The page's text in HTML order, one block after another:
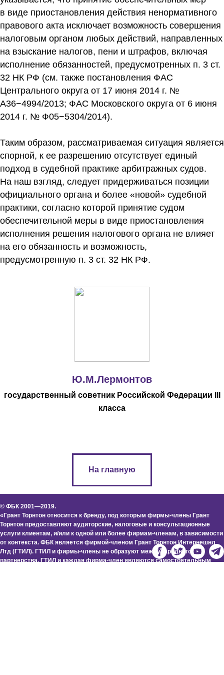
в виде приостановления действия ненормативного
правового акта исключает возможность совершения
налоговым органом любых действий, направленных
на взыскание налогов, пени и штрафов, включая
исполнение обязанностей, предусмотренных п. 3 ст.
32 НК РФ (см. также постановления ФАС
Центрального округа от 17 июня 2014 г. №
А36−4994/2013; ФАС Московского округа от 6 июня
2014 г. № Ф05−5304/2014).
Таким образом, рассматриваемая ситуация является
спорной, к ее разрешению отсутствует единый
подход в судебной практике арбитражных судов.
На наш взгляд, следует придерживаться позиции
официального органа и более «новой» судебной
практики, согласно которой принятие судом
обеспечительной меры в виде приостановления
исполнения решения налогового органа не влияет
на его обязанность и возможность,
предусмотренную п. 3 ст. 32 НК РФ.
Ю.М.Лермонтов
государственный советник Российской Федерации
класса
На главную
© ФБК 2001—2019.
«Грант Торнтон относится к бренду, под которым фирмы-члены Грант
Торнтон предоставляют аудиторские, налоговые и консультационные
услуги клиентам, и/или к одной или более фирмам-членам, в зависимости
от контекста. ФБК является фирмой-членом Грант Торнтон Интернешнл
Лтд (ГТИЛ). ГТИЛ и фирмы-члены не образуют международного
партнерства. ГТИЛ и каждая фирма-член являются самостоятельным